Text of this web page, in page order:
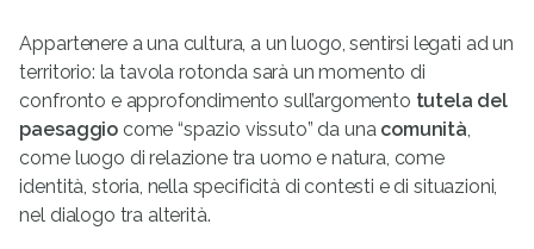
Appartenere a una cultura, a un luogo, sentirsi legati ad un
territorio: la tavola rotonda sarà un momento di
confronto e approfondimento sull’argomento tutela del
paesaggio come “spazio vissuto” da una comunità,
come luogo di relazione tra uomo e natura, come
identità, storia, nella specificità di contesti e di situazioni,
nel dialogo tra alterità.